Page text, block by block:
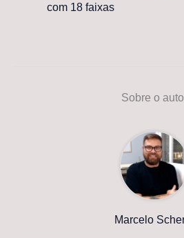
com 18 faixas
Sobre o
Marcelo